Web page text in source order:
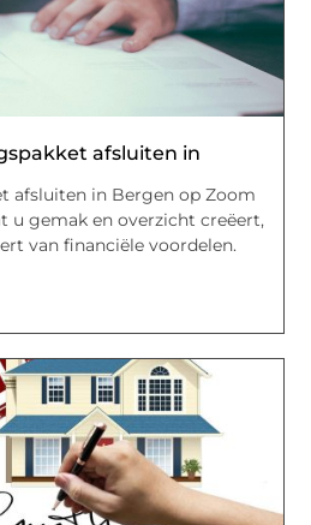
afsluiten in
afsluiten in Bergen op Zoom
u gemak en overzicht creëert,
van financiële voordelen.